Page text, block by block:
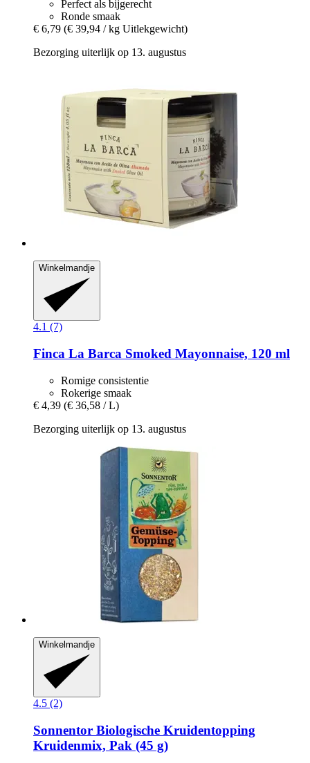
Perfect als bijgerecht
Ronde smaak
€ 6,79 (€ 39,94 / kg Uitlekgewicht)
Bezorging uiterlijk op 13. augustus
Winkelmandje
4.1 (7)
Finca La Barca Smoked Mayonnaise, 120 ml
Romige consistentie
Rokerige smaak
€ 4,39 (€ 36,58 / L)
Bezorging uiterlijk op 13. augustus
Winkelmandje
4.5 (2)
Sonnentor Biologische Kruidentopping
Kruidenmix, Pak (45 g)